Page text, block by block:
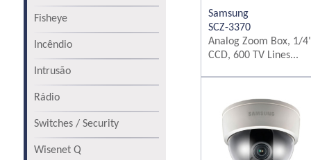
Fisheye
Incêndio
Intrusão
Rádio
Switches / Security
Wisenet Q
Samsung
SCZ-3370
Analog Zoom Box, 1/
CCD, 600 TV Lines...